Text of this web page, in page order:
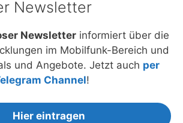
Newsletter
Newsletter informiert über die
im Mobilfunk-Bereich und
und Angebote. Jetzt auch per
Channel!
Hier eintragen